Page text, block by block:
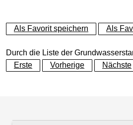
Ausprägung
Grundwasserleiter
Rohroberkante
Als Favorit speichern Als
Durch die Liste der
Erste
Vorherige Nächste